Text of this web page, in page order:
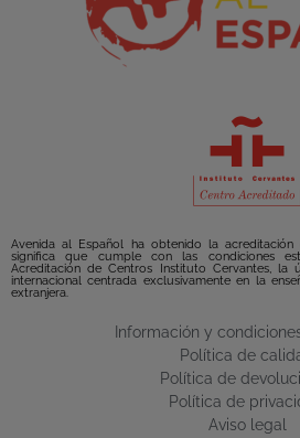
Avenida al Español ha obtenido la
significa que cumple con las condiciones
Acreditación de Centros Instituto Cervantes, la
internacional centrada exclusivamente en la
extranjera.
Información y
Política de
Política de
Política de
Aviso legal